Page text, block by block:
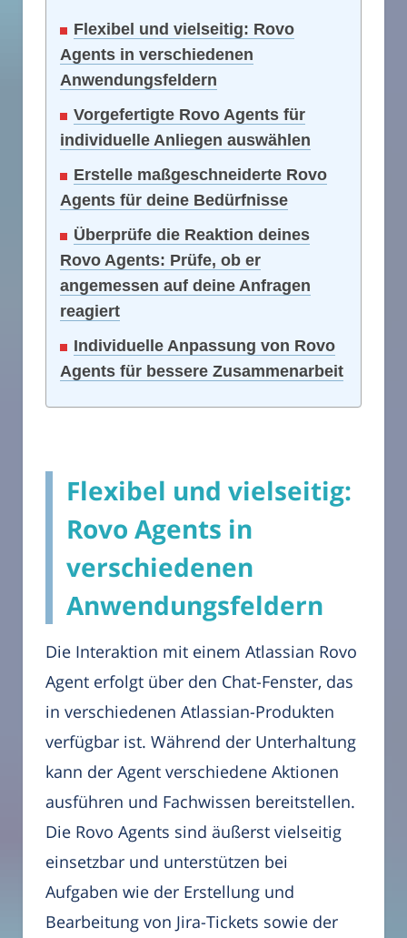
Flexibel und vielseitig: Rovo
Agents in verschiedenen
Anwendungsfeldern
Vorgefertigte Rovo Agents für
individuelle Anliegen auswählen
Erstelle maßgeschneiderte Rovo
Agents für deine Bedürfnisse
Überprüfe die Reaktion deines
Rovo Agents: Prüfe, ob er
angemessen auf deine Anfragen
reagiert
Individuelle Anpassung von Rovo
Agents für bessere Zusammenarbeit
Flexibel und vielseitig:
Rovo Agents in
verschiedenen
Anwendungsfeldern
Die Interaktion mit einem Atlassian Rovo
Agent erfolgt über den Chat-Fenster, das
in verschiedenen Atlassian-Produkten
verfügbar ist. Während der Unterhaltung
kann der Agent verschiedene Aktionen
ausführen und Fachwissen bereitstellen.
Die Rovo Agents sind äußerst vielseitig
einsetzbar und unterstützen bei
Aufgaben wie der Erstellung und
Bearbeitung von Jira-Tickets sowie der